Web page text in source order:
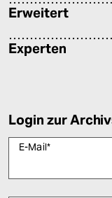
Erweitert
Experten
Login zur
E-Mail*